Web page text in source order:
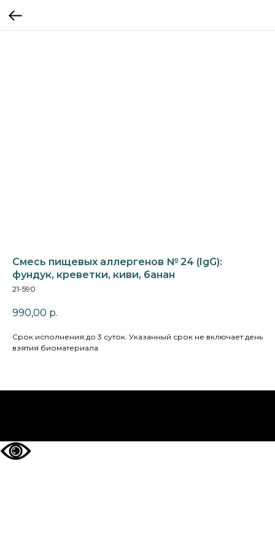
Смесь пищевых аллергенов № 24 (IgG):
фундук, креветки, киви, банан
21-590
990,00 р.
Cрок исполнения:до 3 суток. Указанный срок не включает день
взятия биоматериала